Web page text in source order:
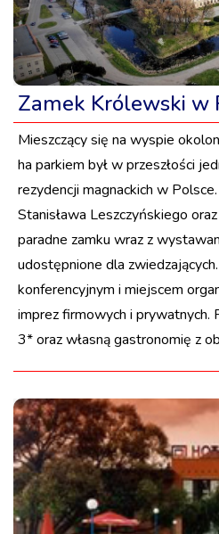
Zamek Królewski w
Mieszczący się na wyspie
ha parkiem był w przeszłości
rezydencji magnackich w
Stanisława Leszczyńskiego
paradne zamku wraz z
udostępnione dla
konferencyjnym i miejscem
imprez firmowych i prywatnych.
3* oraz własną gastronomię z